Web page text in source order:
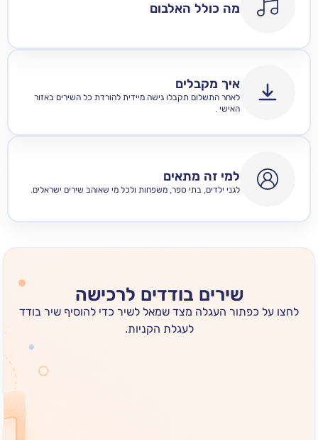
מה כולל האלבום
איך מקבלים
לאחר התשלום תקבלו גישה מיידית להורדת כל השירים באזור
למי זה מתאים
לגני ילדים, בתי ספר, משפחות ולכל מי שאוהב שירים ישראלים.
שירים בודדים לרכישה
כפתור העגלה מצד שמאל לשיר כדי להוסיף שיר בודד
לעגלת הקניות.